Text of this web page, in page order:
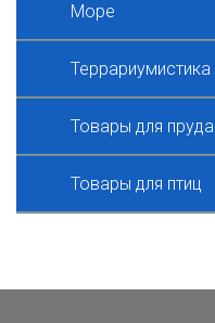
Море
Террариумистика
Товары для пруда
Товары для птиц